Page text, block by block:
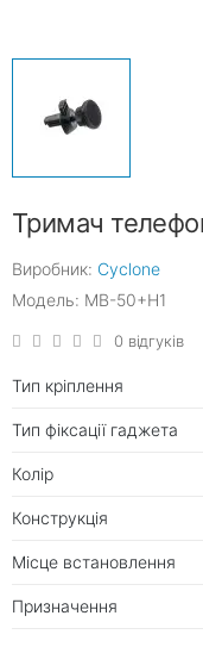
Тримач
Виробник: Cyclone
Модель: MB-50+H1
0 відгуків
Тип кріплення
Тип фіксації гаджета
Колір
Конструкція
Місце встановлення
Призначення